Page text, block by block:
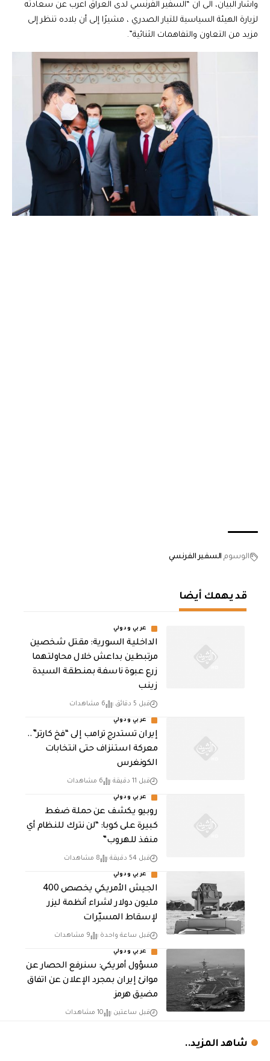
واشار البيان، الى ان “السفير الفرنسي لدى العراق اعرب عن سعادته
لزيارة الهيئة السياسية للتيار الصدري ، مشيرًا إلى أن بلاده تنظر إلى
مزيد من التعاون والتفاهمات الثنائية”.
الوسوم السفير الفرنسي
قد يهمك أيضا
عربي ودولي
الداخلية السورية: مقتل شخصين
مرتبطين بداعش خلال محاولتهما
زرع عبوة ناسفة بمنطقة السيدة
زينب
قبل 5 دقائق 6 مشاهدات
عربي ودولي
إيران تستدرج ترامب إلى “فخ كارتر”..
معركة استنزاف حتى انتخابات
الكونغرس
قبل 11 دقيقة 6 مشاهدات
عربي ودولي
روبيو يكشف عن حملة ضغط
كبيرة على كوبا: “لن نترك للنظام أي
منفذ للهروب”
قبل 54 دقيقة 8 مشاهدات
عربي ودولي
الجيش الأمريكي يخصص 400
مليون دولار لشراء أنظمة ليزر
لإسقاط المسيّرات
قبل ساعة واحدة 9 مشاهدات
عربي ودولي
مسؤول أمريكي: سنرفع الحصار عن
موانئ إيران بمجرد الإعلان عن اتفاق
مضيق هرمز
قبل ساعتين 10 مشاهدات
شاهد المزيد..